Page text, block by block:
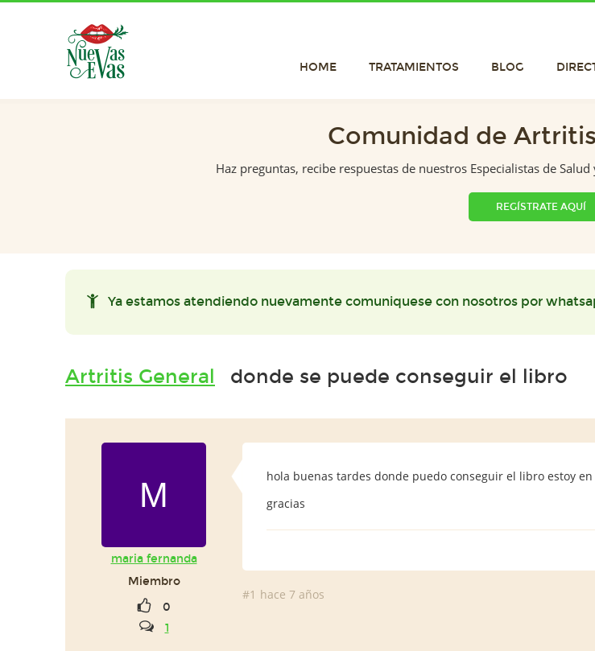
HOME TRATAMIENTOS BLOG
Comunidad de
Haz preguntas, recibe respuestas de nuestros Especialistas de
REGÍSTRATE AQUÍ
Ya estamos atendiendo nuevamente comuniquese con nosotros por
Artritis General donde se puede conseguir el libro
M
maria fernanda
Miembro
0
1
hola buenas tardes donde puedo conseguir el libro estoy en
gracias
#1 hace 7 años